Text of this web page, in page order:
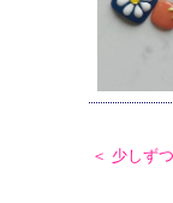
＜ 少しず